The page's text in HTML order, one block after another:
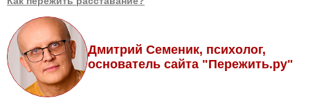
Дмитрий Семеник, психолог,
основатель сайта "Пережить.ру"